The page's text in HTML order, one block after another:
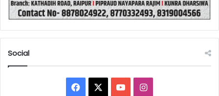
Social
Facebook YouTubeInstagram